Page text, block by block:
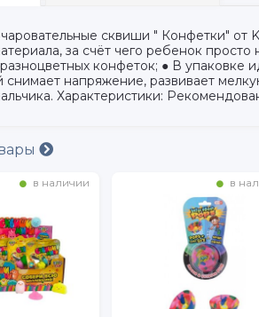
сквиши " Конфетки" от
за счёт чего ребенок
конфеток; ● В упаковке
снимает напряжение, развивает
Характеристики:
в наличии в